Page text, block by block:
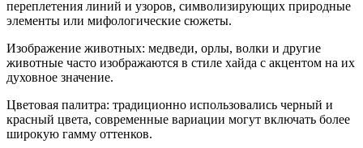
переплетения линий и узоров, символизирующих природные
элементы или мифологические сюжеты.
Изображение животных: медведи, орлы, волки и другие
животные часто изображаются в стиле хайда с акцентом на их
духовное значение.
Цветовая палитра: традиционно использовались черный и
красный цвета, современные вариации могут включать более
широкую гамму оттенков.